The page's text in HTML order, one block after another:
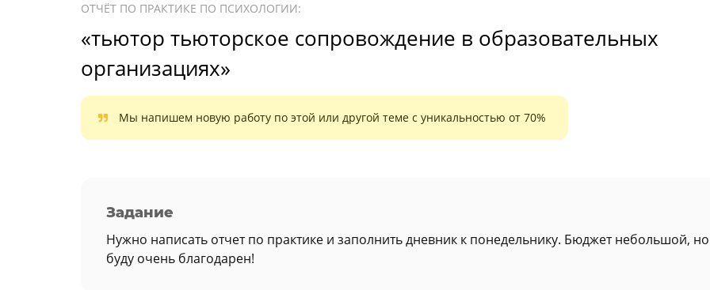
ОТЧЁТ ПО ПРАКТИКЕ ПО ПСИХОЛОГИИ:
«тьютор тьюторское сопровождение в образовательных
организациях»
Мы напишем новую работу по этой или другой теме с уникальностью от 70%
Задание
Нужно написать отчет по практике и заполнить дневник к понедельнику. Бюджет небольшой, но
буду очень благодарен!